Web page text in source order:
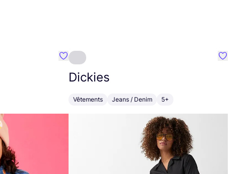
Préféré {nom}
Dickies
Vêtements Jeans / Denim 5+